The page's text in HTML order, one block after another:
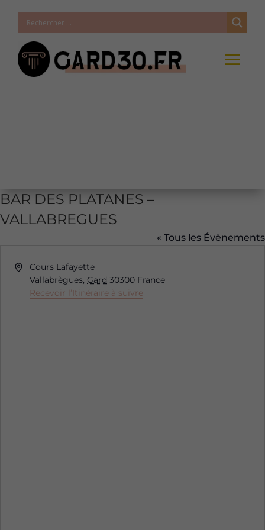
BAR DES PLATANES –
VALLABREGUES
« Tous les Évènements
AdresseCours Lafayette
Vallabrègues, Gard 30300 France
Recevoir l’Itinéraire à suivre